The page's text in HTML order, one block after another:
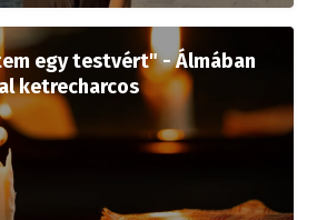
egy testvért" - Álmában
ketrecharcos